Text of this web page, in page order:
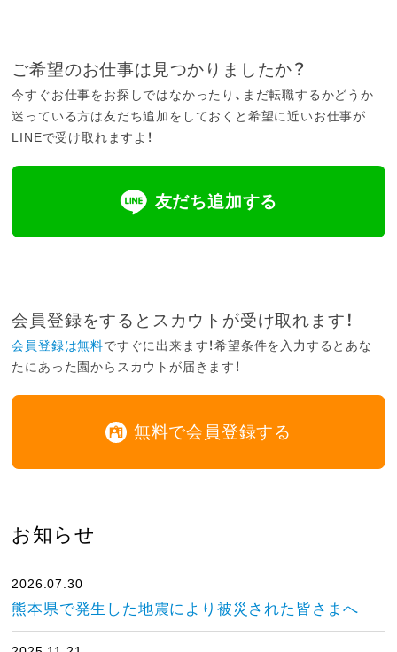
ご希望のお仕事は見つかりましたか？
今すぐお仕事をお探しではなかったり、まだ転職するかどうか
迷っている方は友だち追加をしておくと希望に近いお仕事が
LINEで受け取れますよ！
友だち追加する
会員登録をするとスカウトが受け取れます！
会員登録は無料ですぐに出来ます！希望条件を入力するとあな
たにあった園からスカウトが届きます！
無料で会員登録する
お知らせ
2026.07.30
熊本県で発生した地震により被災された皆さまへ